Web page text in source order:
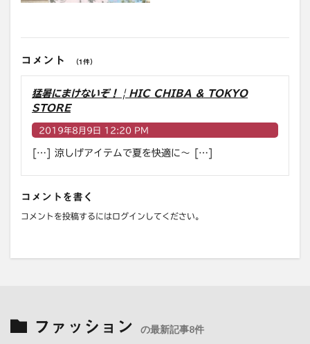
コメント （1件）
猛暑にまけないぞ！ | HIC CHIBA & TOKYO
STORE
2019年8月9日 12:20 PM
[…] 涼しげアイテムで夏を快適に〜 […]
コメントを書く
コメントを投稿するにはログイン してください。
ファッション の最新記事8件